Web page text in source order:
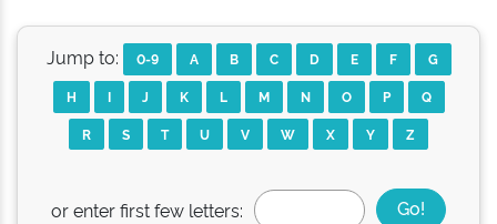
Jump to: 0-9 A B C D E F
G
H
I J K L M N O P
Q
R
S T U V W X Y Z
or enter first few letters: